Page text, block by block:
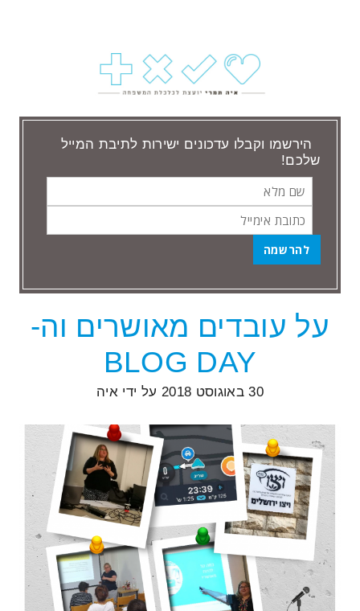
הירשמו וקבלו עדכונים ישירות לתיבת המייל
שלכם!
מלא
הבלוג של איה
על עובדים מאושרים וה-
BLOG DAY
30 באוגוסט 2018 על ידי איה